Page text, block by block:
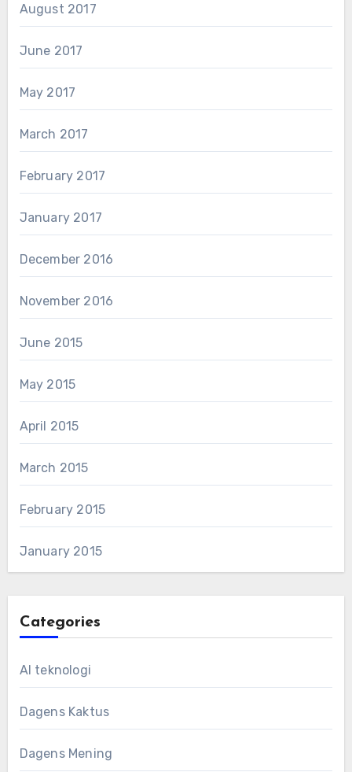
August 2017
June 2017
May 2017
March 2017
February 2017
January 2017
December 2016
November 2016
June 2015
May 2015
April 2015
March 2015
February 2015
January 2015
Categories
AI teknologi
Dagens Kaktus
Dagens Mening